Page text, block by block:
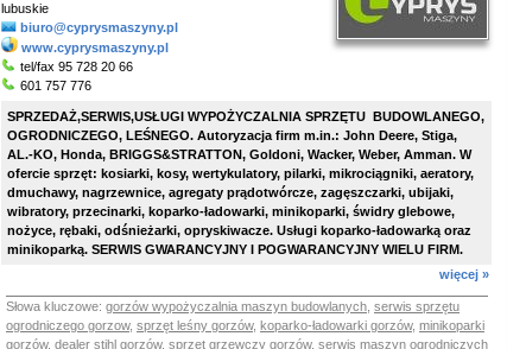
lubuskie
biuro@cyprysmaszyny.pl
www.cyprysmaszyny.pl
tel/fax 95 728 20 66
601 757 776
SPRZEDAŻ,SERWIS,USŁUGI WYPOŻYCZALNIA SPRZĘTU BUDOWLANEGO,
OGRODNICZEGO, LEŚNEGO. Autoryzacja firm m.in.: John Deere, Stiga,
AL.-KO, Honda, BRIGGS&STRATTON, Goldoni, Wacker, Weber, Amman. W
ofercie sprzęt: kosiarki, kosy, wertykulatory, pilarki, mikrociągniki, aeratory,
dmuchawy, nagrzewnice, agregaty prądotwórcze, zagęszczarki, ubijaki,
wibratory, przecinarki, koparko-ładowarki, minikoparki, świdry glebowe,
nożyce, rębaki, odśnieżarki, opryskiwacze. Usługi koparko-ładowarką oraz
minikoparką. SERWIS GWARANCYJNY I POGWARANCYJNY WIELU FIRM.
więcej »
Słowa kluczowe: gorzów wypożyczalnia maszyn budowlanych serwis sprzętu
ogrodniczego gorzow, sprzęt leśny gorzów, koparko-ładowarki gorzów, minikoparki
gorzów, dealer stihl gorzów, sprzęt grzewczy gorzów, serwis maszyn ogrodniczych